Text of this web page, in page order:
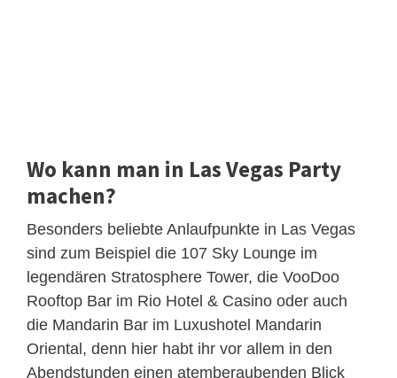
Wo kann man in Las Vegas Party
machen?
Besonders beliebte Anlaufpunkte in Las Vegas
sind zum Beispiel die 107 Sky Lounge im
legendären Stratosphere Tower, die VooDoo
Rooftop Bar im Rio Hotel & Casino oder auch
die Mandarin Bar im Luxushotel Mandarin
Oriental, denn hier habt ihr vor allem in den
Abendstunden einen atemberaubenden Blick